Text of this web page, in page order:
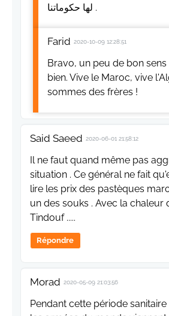
لها حكوماتنا .
Farid 2020-10-09 12:28:51
Bravo, un peu de bon
bien. Vive le Maroc, vive
sommes des frères !
Said Saeed 2020-06-01 21:58:12
Il ne faut quand même pas
situation . Ce général ne fait
lire les prix des pastèques
un des souks . Avec la chaleur
Tindouf .....
Répondre
Morad 2020-05-09 21:03:56
Pendant cette période